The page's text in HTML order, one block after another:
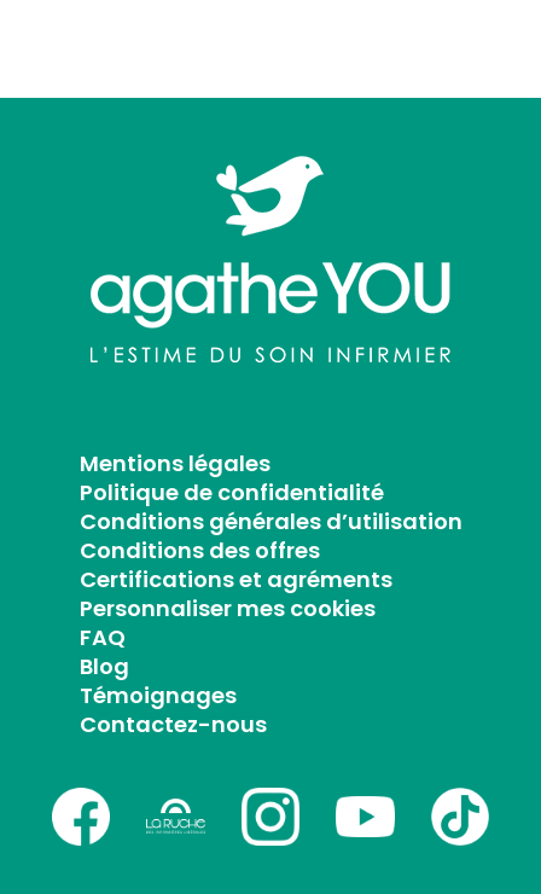
Mentions légales
Politique de confidentialité
Conditions générales d’utilisation
Conditions des offres
Certifications et agréments
Personnaliser mes cookies
FAQ
Blog
Témoignages
Contactez-nous